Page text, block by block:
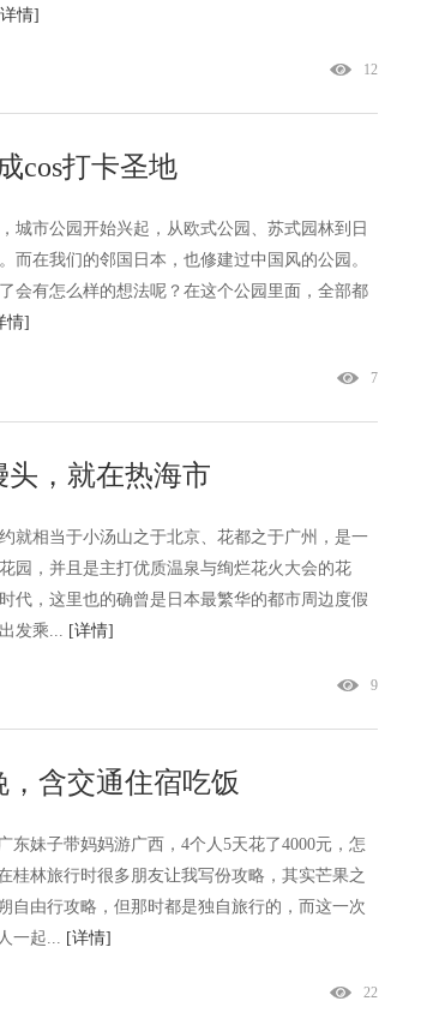
情]
12
cos打卡圣地
城市公园开始兴起，从欧式公园、苏式园林到日
而在我们的邻国日本，也修建过中国风的公园。
会有怎么样的想法呢？在这个公园里面，全部都
情]
7
，就在热海市
就相当于小汤山之于北京、花都之于广州，是一
园，并且是主打优质温泉与绚烂花火大会的花
代，这里也的确曾是日本最繁华的都市周边度假
发乘... [详情]
9
，含交通住宿吃饭
东妹子带妈妈游广西，4个人5天花了4000元，怎
桂林旅行时很多朋友让我写份攻略，其实芒果之
自由行攻略，但那时都是独自旅行的，而这一次
一起...
[详情]
22